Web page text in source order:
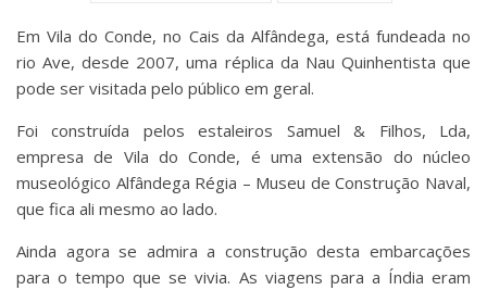
Em Vila do Conde, no Cais da Alfândega, está fundeada no
rio Ave, desde 2007, uma réplica da Nau Quinhentista que
pode ser visitada pelo público em geral.
Foi construída pelos estaleiros Samuel & Filhos, Lda,
empresa de Vila do Conde, é uma extensão do núcleo
museológico Alfândega Régia – Museu de Construção Naval,
que fica ali mesmo ao lado.
Ainda agora se admira a construção desta embarcações
para o tempo que se vivia. As viagens para a Índia eram